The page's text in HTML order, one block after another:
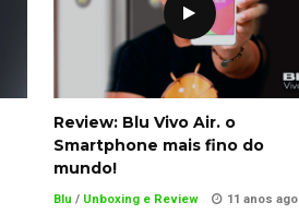
Review: Blu Vivo Air. o
Smartphone mais fino do
mundo!
Blu / Unboxing e Review
11 anos ago